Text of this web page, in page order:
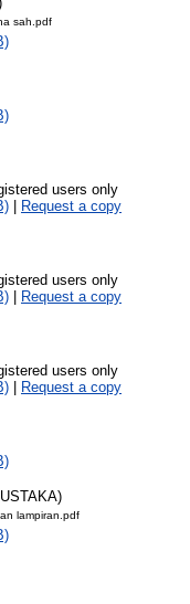
sah.pdf
users only
| Request a copy
users only
| Request a copy
users only
| Request a copy
lampiran.pdf